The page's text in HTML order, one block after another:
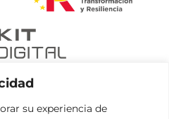
su experiencia de
– NextGenerationEU»
– NextGenerationEU. Sin embargo,